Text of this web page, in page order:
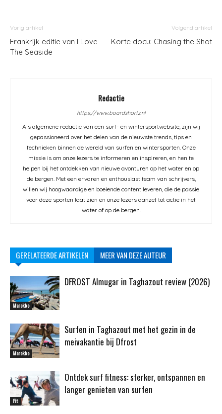
Vorig artikel
Frankrijk editie van I Love
The Seaside
Volgend artikel
Korte docu: Chasing the Shot
Redactie
https://www.boardshortz.nl
Als algemene redactie van een surf- en wintersportwebsite, zijn wij
gepassioneerd over het delen van de nieuwste trends, tips en
technieken binnen de wereld van surfen en wintersporten. Onze
missie is om onze lezers te informeren en inspireren, en hen te
helpen bij het ontdekken van nieuwe avonturen op het water en op
de bergen. Met een ervaren en enthousiast team van schrijvers,
willen wij hoogwaardige en boeiende content leveren, die de passie
voor deze sporten laat zien en onze lezers aanzet tot actie in het
water of op de bergen.
GERELATEERDE ARTIKELEN MEER VAN DEZE AUTEUR
Marokko
DFROST Almugar in Taghazout review (2026)
Marokko
Surfen in Taghazout met het gezin in de
meivakantie bij Dfrost
Fit
Ontdek surf fitness: sterker, ontspannen en
langer genieten van surfen